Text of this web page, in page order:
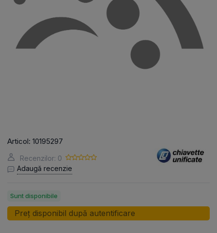
Articol: 10195297
Recenzilor: 0
Adaugă recenzie
Sunt disponibile
Preț disponibil după autentificare